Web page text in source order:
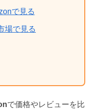
で見る
場で見る
で価格やレビューを比